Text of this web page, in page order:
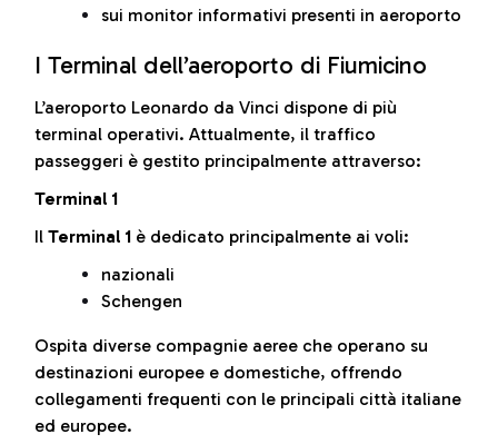
sui monitor informativi presenti in aeroporto
I Terminal dell’aeroporto di Fiumicino
L’aeroporto Leonardo da Vinci dispone di più
terminal operativi. Attualmente, il traffico
passeggeri è gestito principalmente attraverso:
Terminal 1
Il Terminal 1 è dedicato principalmente ai voli:
nazionali
Schengen
Ospita diverse compagnie aeree che operano su
destinazioni europee e domestiche, offrendo
collegamenti frequenti con le principali città italiane
ed europee.